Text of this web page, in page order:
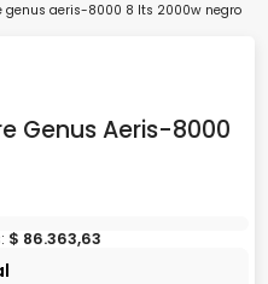
genus aeris-8000 8 lts 2000w negro
Genus Aeris-8000
$ 86.363,63